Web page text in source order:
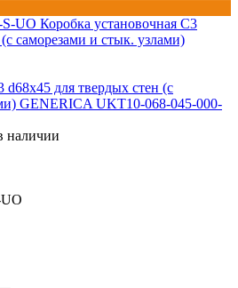
d68x45 для твердых стен (с
GENERICA UKT10-068-045-000-
наличии